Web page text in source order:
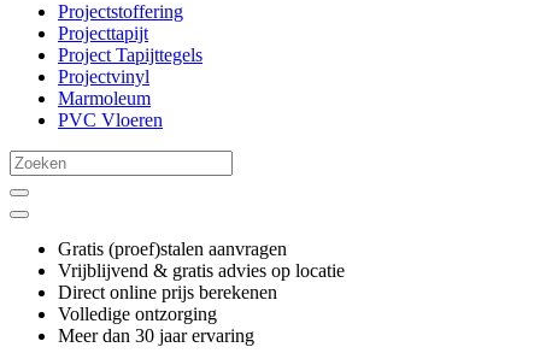
Projectstoffering
Projecttapijt
Project Tapijttegels
Projectvinyl
Marmoleum
PVC Vloeren
Gratis (proef)stalen aanvragen
Vrijblijvend & gratis advies op locatie
Direct online prijs berekenen
Volledige ontzorging
Meer dan 30 jaar ervaring